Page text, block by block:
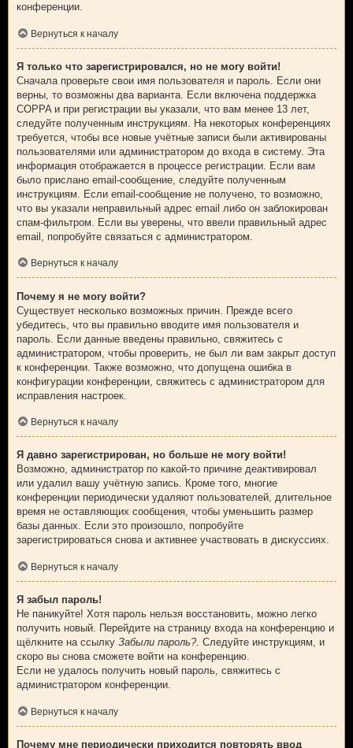
конференции.
Вернуться к началу
Я только что зарегистрировался, но не могу войти!
Сначала проверьте свои имя пользователя и пароль. Если они
верны, то возможны два варианта. Если включена поддержка
COPPA и при регистрации вы указали, что вам менее 13 лет,
следуйте полученным инструкциям. На некоторых конференциях
требуется, чтобы все новые учётные записи были активированы
пользователями или администратором до входа в систему. Эта
информация отображается в процессе регистрации. Если вам
было прислано email-сообщение, следуйте полученным
инструкциям. Если email-сообщение не получено, то возможно,
что вы указали неправильный адрес email либо он заблокирован
спам-фильтром. Если вы уверены, что ввели правильный адрес
email, попробуйте связаться с администратором.
Вернуться к началу
Почему я не могу войти?
Существует несколько возможных причин. Прежде всего
убедитесь, что вы правильно вводите имя пользователя и
пароль. Если данные введены правильно, свяжитесь с
администратором, чтобы проверить, не был ли вам закрыт доступ
к конференции. Также возможно, что допущена ошибка в
конфигурации конференции, свяжитесь с администратором для
исправления настроек.
Вернуться к началу
Я давно зарегистрирован, но больше не могу войти!
Возможно, администратор по какой-то причине деактивировал
или удалил вашу учётную запись. Кроме того, многие
конференции периодически удаляют пользователей, длительное
время не оставляющих сообщения, чтобы уменьшить размер
базы данных. Если это произошло, попробуйте
зарегистрироваться снова и активнее участвовать в дискуссиях.
Вернуться к началу
Я забыл пароль!
Не паникуйте! Хотя пароль нельзя восстановить, можно легко
получить новый. Перейдите на страницу входа на конференцию и
щёлкните на ссылку Забыли пароль?. Следуйте инструкциям, и
скоро вы снова сможете войти на конференцию.
Если не удалось получить новый пароль, свяжитесь с
администратором конференции.
Вернуться к началу
Почему мне периодически приходится повторять ввод